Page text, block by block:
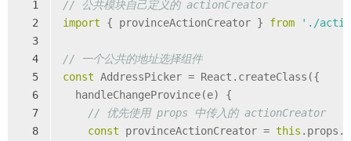
1
2
3
4
5
6
7
8
// 公共模块自己定义的 actionCreator
import { provinceActionCreator } from './
// 一个公共的地址选择组件
const AddressPicker = React.createClass({
  handleChangeProvince(e) {
// 优先使用 props 中传入的 actionCreator
const provinceActionCreator = this